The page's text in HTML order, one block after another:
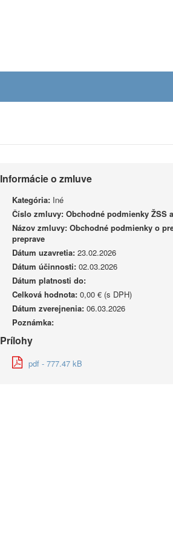
Informácie o zmluve
Kategória: Iné
Číslo zmluvy: Obchodné podmienky ŽSS
Názov zmluvy: Obchodné podmienky o
preprave
Dátum uzavretia:23.02.2026
Dátum účinnosti:02.03.2026
Dátum platnosti do:
Celková hodnota:0,00 € (s DPH)
Dátum zverejnenia:06.03.2026
Poznámka:
Prílohy
pdf - 777.47 kB